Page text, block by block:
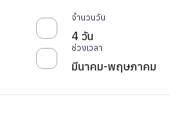
จำนวนวัน
4 วัน
ช่วงเวลา
มีนาคม-พฤษภาคม